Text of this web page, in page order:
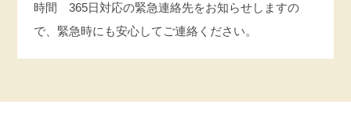
時間 365日対応の緊急連絡先をお知らせしますの
で、緊急時にも安心してご連絡ください。